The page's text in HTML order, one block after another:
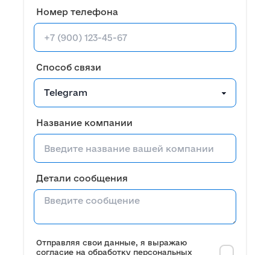
Номер телефона
Способ связи
Название компании
Детали сообщения
Отправляя свои данные, я выражаю
согласие на обработку персональных